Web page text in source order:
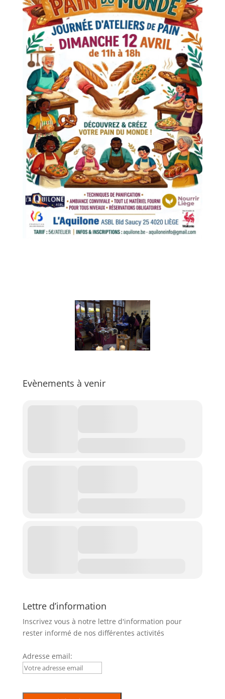
Evènements à venir
Lettre d’information
Inscrivez vous à notre lettre d'information pour
rester informé de nos différentes activités
Adresse email: